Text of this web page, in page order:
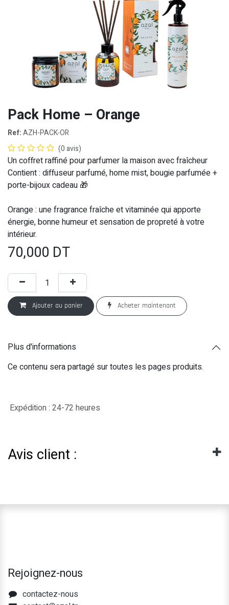
Pack Home – Orange
Ref:AZH-PACK-OR
(0 avis)
Un coffret raffiné pour parfumer la maison avec fraîcheur
Contient : diffuseur parfumé, home mist, bougie parfumée +
porte-bijoux cadeau 🎁
Orange : une fragrance fraîche et vitaminée qui apporte
énergie, bonne humeur et sensation de propreté à votre
intérieur.
70,000 DT
Ajouter au panier Acheter maintenant
Plus d'informations
Ce contenu sera partagé sur toutes les pages produits.
Expédition : 24-72 heures
Avis client :
Rejoignez-nous
contactez-nous